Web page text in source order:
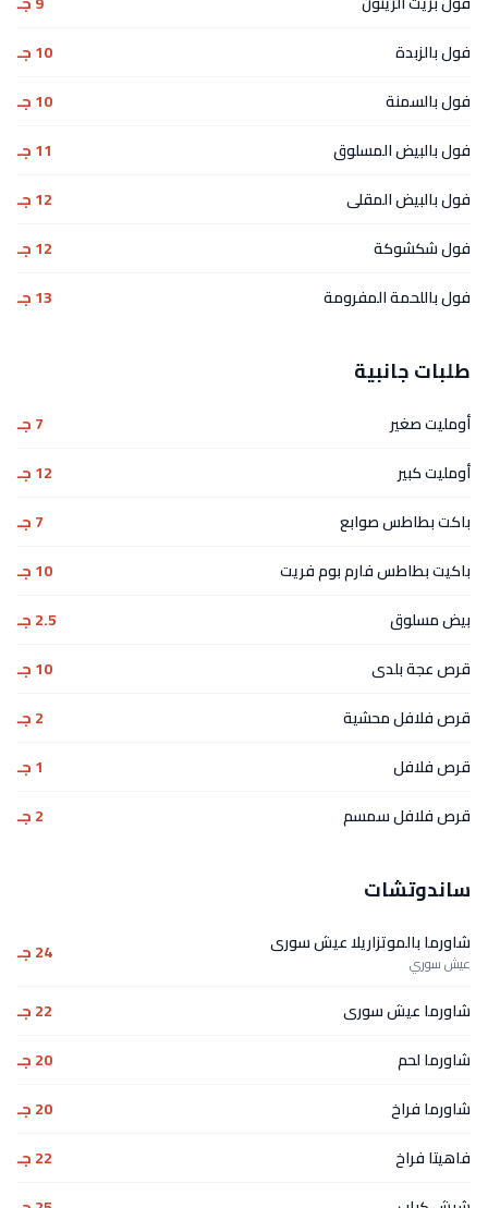
فول بالزبدة
10 جـ
فول بالسمنة
10 جـ
فول بالبيض المسلوق
11 جـ
فول بالبيض المقلى
12 جـ
فول شكشوكة
12 جـ
فول باللحمة المفرومة
13 جـ
طلبات جانبية
أومليت صغير
7 جـ
أومليت كبير
12 جـ
باكت بطاطس صوابع
7 جـ
باكيت بطاطس فارم بوم فريت
10 جـ
بيض مسلوق
2.5 جـ
قرص عجة بلدى
10 جـ
قرص فلافل محشية
2 جـ
قرص فلافل
1 جـ
قرص فلافل سمسم
2 جـ
ساندوتشات
شاورما بالموتزاريلا عيش سورى
عيش سوري 24 جـ
شاورما عيش سورى
22 جـ
شاورما لحم
20 جـ
شاورما فراخ
20 جـ
فاهيتا فراخ
22 جـ